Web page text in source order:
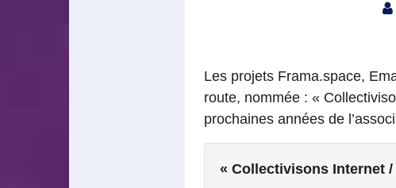
Les projets Frama.space,
route, nommée : «
prochaines années de
« Collectivisons Internet